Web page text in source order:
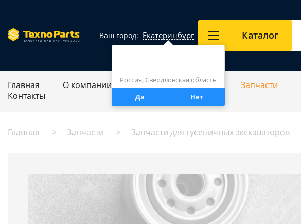
Ваш город: Екатеринбург
Россия, Свердловская область
Да
Нет
Каталог
Главная О компании Ремонт спецтехники Запчасти
Контакты
Главная Запчасти Запчасти для гусеничных экскаваторов